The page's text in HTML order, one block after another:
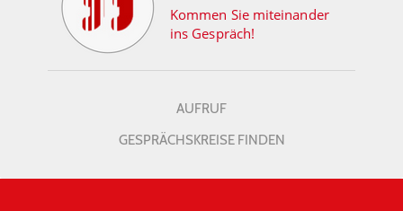
Kommen Sie miteinander
ins Gespräch!
AUFRUF
GESPRÄCHSKREISE FINDEN